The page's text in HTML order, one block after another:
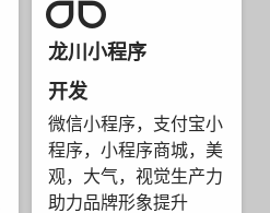
龙川小程序
开发
微信小程序，支付宝小
程序，小程序商城，美
观，大气，视觉生产力
助力品牌形象提升